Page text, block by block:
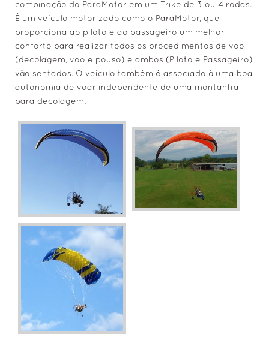
combinação do ParaMotor em um Trike de 3 ou 4 rodas.
É um veículo motorizado como o ParaMotor, que
proporciona ao piloto e ao passageiro um melhor
conforto para realizar todos os procedimentos de voo
(decolagem, voo e pouso) e ambos (Piloto e Passageiro)
vão sentados. O veículo também é associado à uma boa
autonomia de voar independente de uma montanha
para decolagem.